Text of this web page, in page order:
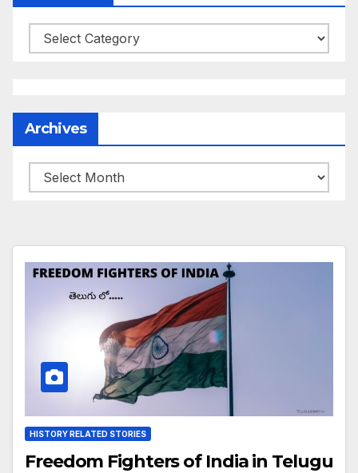
Categories
Archives
Archives
HISTORY RELATED STORIES
Freedom Fighters of India in Telugu